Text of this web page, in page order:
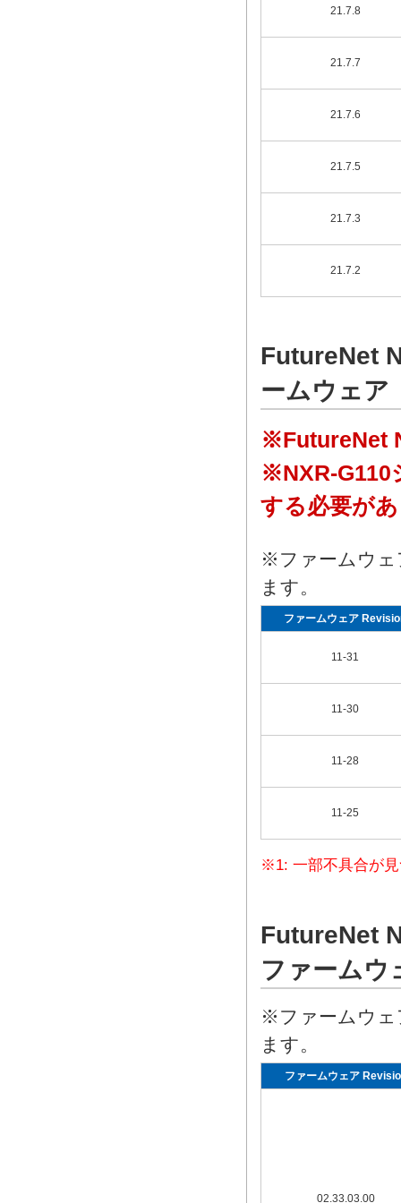
21.7.8
21.7.7
21.7.6
21.7.5
21.7.3
21.7.2
FutureNet
ームウェア
※FutureNet
※NXR-G110
する必要が
※ファームウェ
ます。
ファームウェア
11-31
11-30
11-28
11-25
※1: 一部不具合が
FutureNet
ファームウ
※ファームウェ
ます。
ファームウェア
02.33.03.00